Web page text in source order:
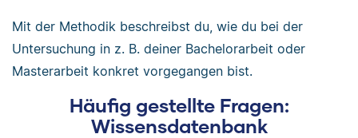
Mit der Methodik beschreibst du, wie du bei der
Untersuchung in z. B. deiner Bachelorarbeit oder
Masterarbeit konkret vorgegangen bist.
Häufig gestellte Fragen:
Wissensdatenbank